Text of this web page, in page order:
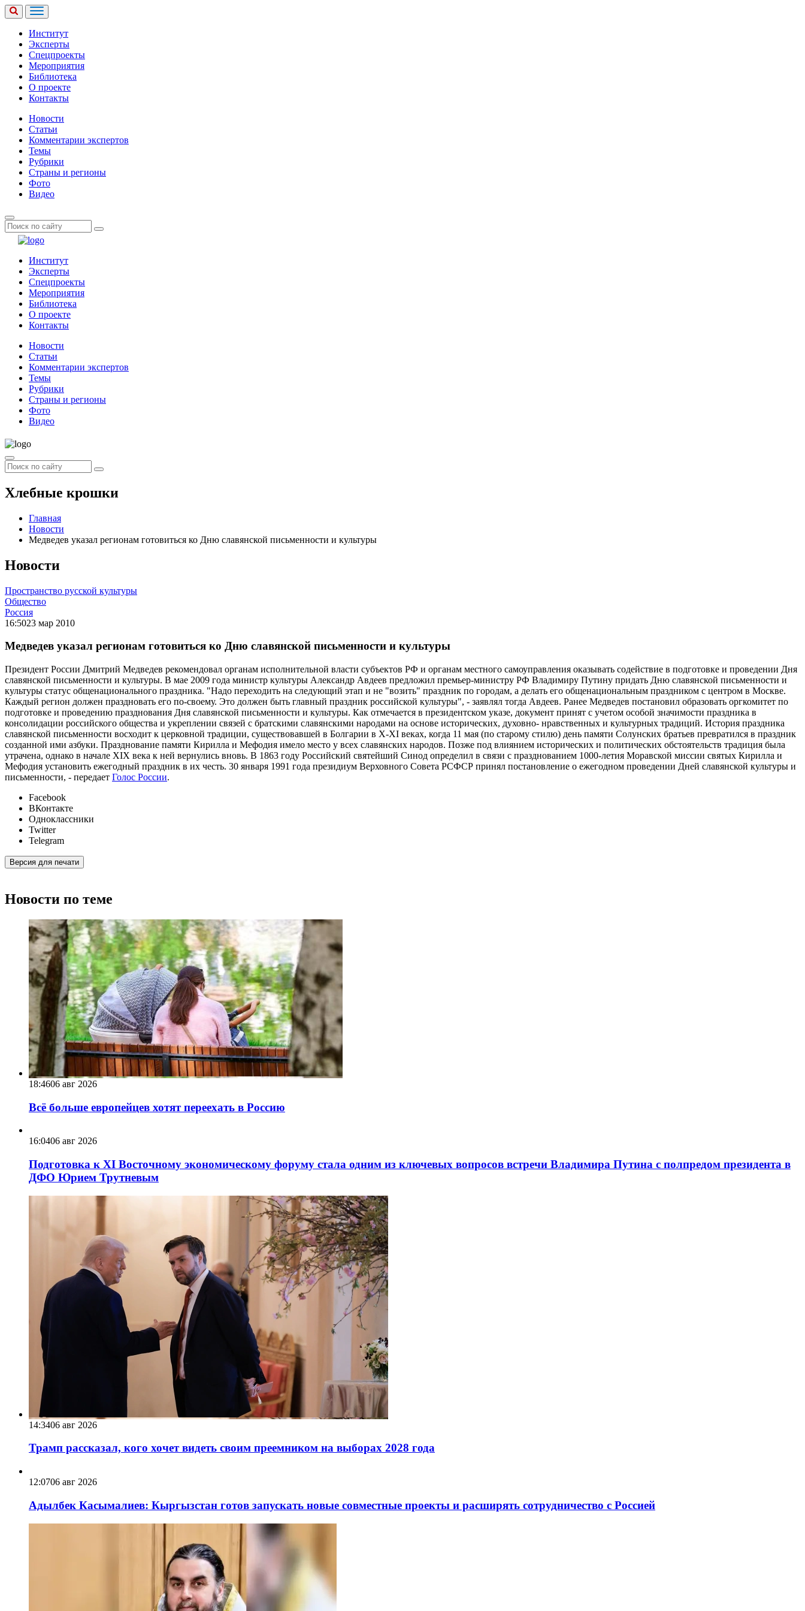
Институт
Эксперты
Спецпроекты
Мероприятия
Библиотека
О проекте
Контакты
Новости
Статьи
Комментарии экспертов
Темы
Рубрики
Страны и регионы
Фото
Видео
Институт
Эксперты
Спецпроекты
Мероприятия
Библиотека
О проекте
Контакты
Новости
Статьи
Комментарии экспертов
Темы
Рубрики
Страны и регионы
Фото
Видео
Хлебные крошки
Главная
Новости
Медведев указал регионам готовиться ко Дню славянской письменности и культуры
Новости
Пространство русской культуры
Общество
Россия
16:5023 мар 2010
Медведев указал регионам готовиться ко Дню славянской письменности и культуры
Президент России Дмитрий Медведев рекомендовал органам исполнительной власти субъектов РФ и органам местного самоуправления оказывать содействие в подготовке и проведении Дня
славянской письменности и культуры. В мае 2009 года министр культуры Александр Авдеев предложил премьер-министру РФ Владимиру Путину придать Дню славянской письменности и
культуры статус общенационального праздника. "Надо переходить на следующий этап и не "возить" праздник по городам, а делать его общенациональным праздником с центром в Москве.
Каждый регион должен праздновать его по-своему. Это должен быть главный праздник российской культуры", - заявлял тогда Авдеев. Ранее Медведев постановил образовать оргкомитет по
подготовке и проведению празднования Дня славянской письменности и культуры. Как отмечается в президентском указе, документ принят с учетом особой значимости праздника в
консолидации российского общества и укреплении связей с братскими славянскими народами на основе исторических, духовно- нравственных и культурных традиций. История праздника
славянской письменности восходит к церковной традиции, существовавшей в Болгарии в X-XI веках, когда 11 мая (по старому стилю) день памяти Солунских братьев превратился в праздник
созданной ими азбуки. Празднование памяти Кирилла и Мефодия имело место у всех славянских народов. Позже под влиянием исторических и политических обстоятельств традиция была
утрачена, однако в начале XIX века к ней вернулись вновь. В 1863 году Российский святейший Синод определил в связи с празднованием 1000-летия Моравской миссии святых Кирилла и
Мефодия установить ежегодный праздник в их честь. 30 января 1991 года президиум Верховного Совета РСФСР принял постановление о ежегодном проведении Дней славянской культуры и
письменности, - передает Голос России.
Facebook
ВКонтакте
Одноклассники
Twitter
Telegram
Версия для печати
Новости по теме
18:4606 авг 2026
Всё больше европейцев хотят переехать в Россию
16:0406 авг 2026
Подготовка к XI Восточному экономическому форуму стала одним из ключевых вопросов встречи Владимира Путина с полпредом президента в
ДФО Юрием Трутневым
14:3406 авг 2026
Трамп рассказал, кого хочет видеть своим преемником на выборах 2028 года
12:0706 авг 2026
Адылбек Касымалиев: Кыргызстан готов запускать новые совместные проекты и расширять сотрудничество с Россией